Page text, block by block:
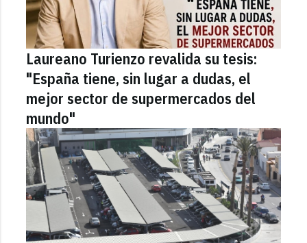
Laureano Turienzo revalida su tesis:
"España tiene, sin lugar a dudas, el
mejor sector de supermercados del
mundo"